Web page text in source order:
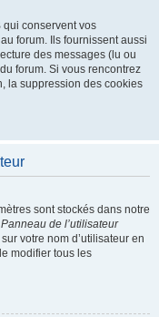
conservent vos
forum. Ils fournissent aussi
des messages (lu ou
forum. Si vous rencontrez
la suppression des cookies
sont stockés dans notre
Panneau de l’utilisateur
votre nom d’utilisateur en
modifier tous les